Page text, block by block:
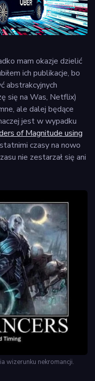
mam okazje dzielić
ich publikacje, bo
abstrakcyjnych
się na Was, Netflix)
ale dalej będące
jest w wypadku
of Magnitude using
czasy na nowo
nie zestarzał się ani
wizerunku nekromancji.